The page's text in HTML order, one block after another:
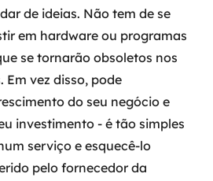
de ideias. Não tem de se
em hardware ou programas
se tornarão obsoletos nos
Em vez disso, pode
do seu negócio e
investimento - é tão simples
serviço e esquecê-lo
pelo fornecedor da